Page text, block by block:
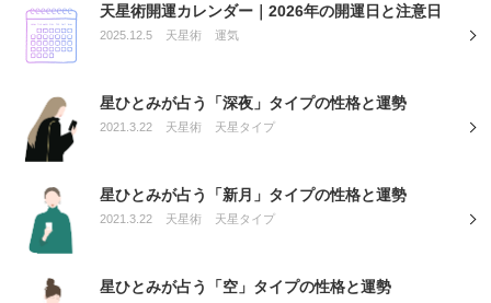
天星術開運カレンダー｜2026年の開運日と注意日
2025.12.5 天星術 運気
星ひとみが占う「深夜」タイプの性格と運勢
2021.3.22 天星術 天星タイプ
星ひとみが占う「新月」タイプの性格と運勢
2021.3.22 天星術 天星タイプ
星ひとみが占う「空」タイプの性格と運勢